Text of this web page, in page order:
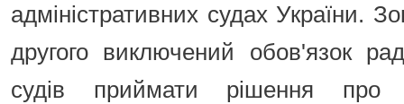
адміністративних судах України.
другого виключений обов'язок
судів приймати рішення про